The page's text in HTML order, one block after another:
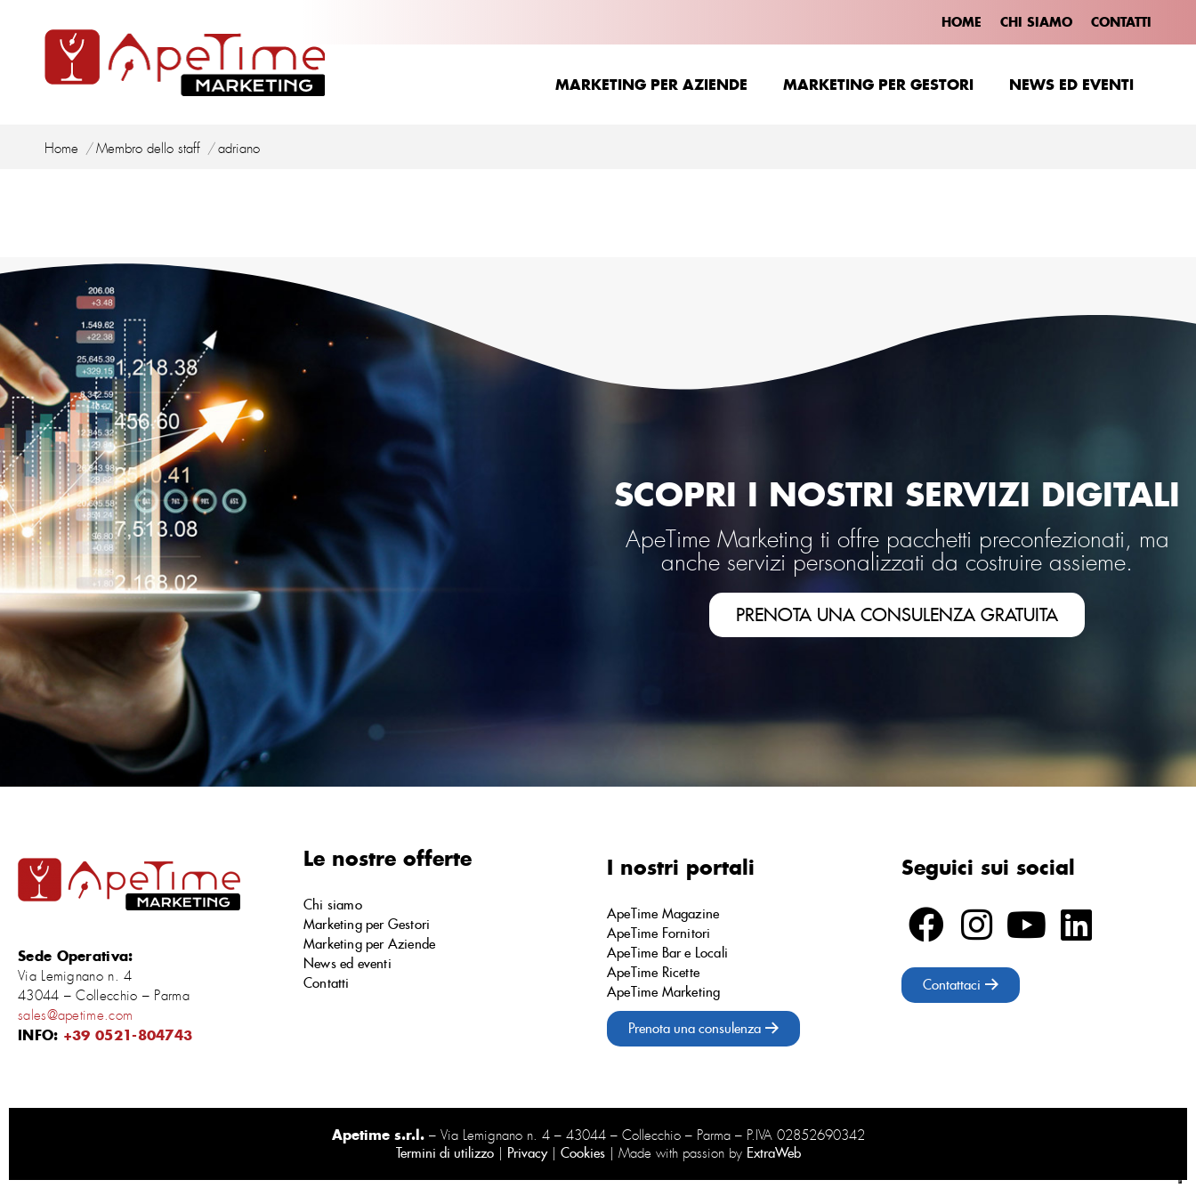
HOME CHI SIAMO CONTATTI
MARKETING PER AZIENDE MARKETING PER GESTORI NEWS ED EVENTI
Tu sei qui:
Home Membro dello staff adriano
SCOPRI I NOSTRI SERVIZI DIGITALI
ApeTime Marketing ti offre pacchetti preconfezionati, ma
anche servizi personalizzati da costruire assieme.
PRENOTA UNA CONSULENZA GRATUITA
Sede Operativa:
Via Lemignano n. 4
43044 – Collecchio – Parma
sales@apetime.com
INFO: +39 0521-804743
Le nostre offerte
Chi siamo
Marketing per Gestori
Marketing per Aziende
News ed eventi
Contatti
I nostri portali
ApeTime Magazine
ApeTime Fornitori
ApeTime Bar e Locali
ApeTime Ricette
ApeTime Marketing
Prenota una consulenza
Seguici sui social
Contattaci
Apetime s.r.l.– Via Lemignano n. 4 – 43044 – Collecchio – Parma – P.IVA 02852690342
Termini di utilizzo| Privacy| Cookies| Made with passion by ExtraWeb
MARKETING PER AZIENDE MARKETING PER GESTORI NEWS ED EVENTI